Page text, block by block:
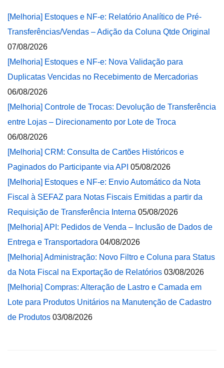
[Melhoria] Estoques e NF-e: Relatório Analítico de Pré-
Transferências/Vendas – Adição da Coluna Qtde Original
07/08/2026
[Melhoria] Estoques e NF-e: Nova Validação para
Duplicatas Vencidas no Recebimento de Mercadorias
06/08/2026
[Melhoria] Controle de Trocas: Devolução de Transferência
entre Lojas – Direcionamento por Lote de Troca
06/08/2026
[Melhoria] CRM: Consulta de Cartões Históricos e
Paginados do Participante via API 05/08/2026
[Melhoria] Estoques e NF-e: Envio Automático da Nota
Fiscal à SEFAZ para Notas Fiscais Emitidas a partir da
Requisição de Transferência Interna 05/08/2026
[Melhoria] API: Pedidos de Venda – Inclusão de Dados de
Entrega e Transportadora 04/08/2026
[Melhoria] Administração: Novo Filtro e Coluna para Status
da Nota Fiscal na Exportação de Relatórios 03/08/2026
[Melhoria] Compras: Alteração de Lastro e Camada em
Lote para Produtos Unitários na Manutenção de Cadastro
de Produtos 03/08/2026